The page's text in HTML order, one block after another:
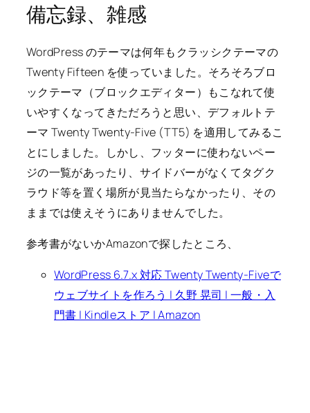
備忘録、雑感
WordPress のテーマは何年もクラッシクテーマの
Twenty Fifteen を使っていました。そろそろブロ
ックテーマ（ブロックエディター）もこなれて使
いやすくなってきただろうと思い、デフォルトテ
ーマ Twenty Twenty-Five (TT5) を適用してみるこ
とにしました。しかし、フッターに使わないペー
ジの一覧があったり、サイドバーがなくてタグク
ラウド等を置く場所が見当たらなかったり、その
ままでは使えそうにありませんでした。
参考書がないかAmazonで探したところ、
WordPress 6.7.x 対応 Twenty Twenty-Fiveで
ウェブサイトを作ろう | 久野 晃司 | 一般・入
門書 | Kindleストア | Amazon